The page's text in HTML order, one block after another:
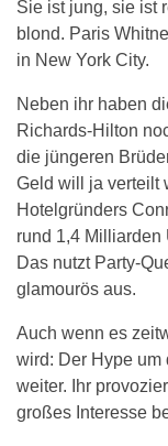
Sie ist jung, sie ist
blond. Paris
in New York City.
Neben ihr haben
Richards-Hilton
die jüngeren
Geld will ja verteilt
Hotelgründers
rund 1,4 Milliarden
Das nutzt Party-
glamourös aus.
Auch wenn es
wird: Der Hype um
weiter. Ihr
großes Interesse